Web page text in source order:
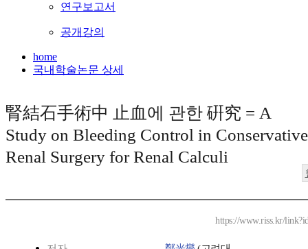
연구보고서
공개강의
home
국내학술논문 상세
腎結石手術中 止血에 관한 硏究 = A
Study on Bleeding Control in Conservative
Renal Surgery for Renal Calculi
https://www.riss.kr/